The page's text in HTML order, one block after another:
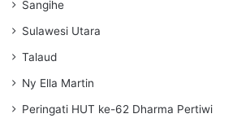
Sangihe
Sulawesi Utara
Talaud
Ny Ella Martin
Peringati HUT ke-62 Dharma Pertiwi